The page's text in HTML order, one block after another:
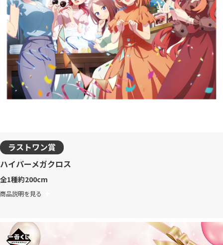
ラストワン賞
ハイパーメガクロス
全1種約200cm
商品説明を見る